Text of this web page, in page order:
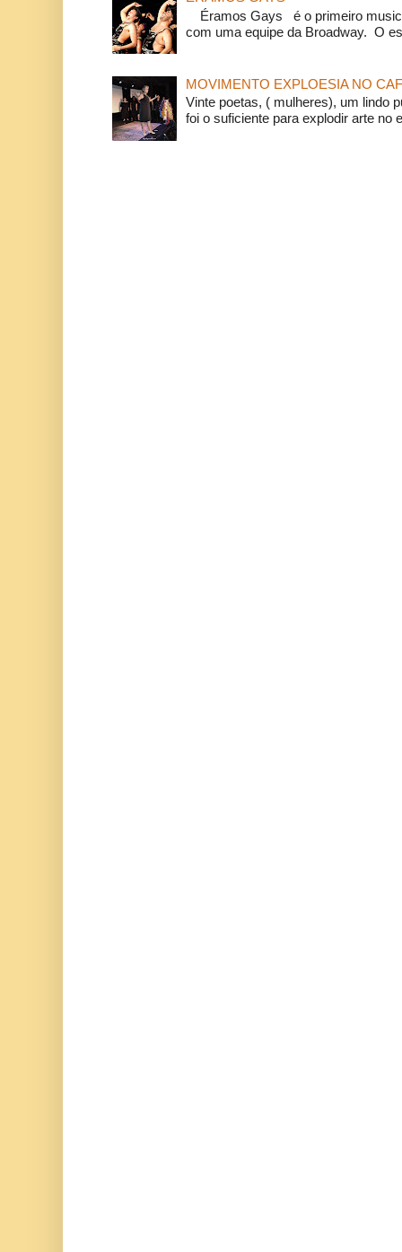
Éramos Gays é o primeiro
com uma equipe da Broadway. O
MOVIMENTO EXPLOESIA NO
Vinte poetas, ( mulheres), um lindo
foi o suficiente para explodir arte no